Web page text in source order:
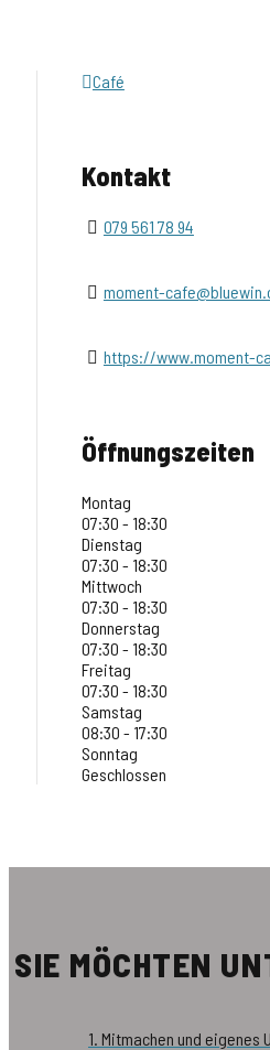
Café
Kontakt
079 561 78 94
moment-
https://www.moment-
Öffnungszeiten
Montag
07:30 - 18:30
Dienstag
07:30 - 18:30
Mittwoch
07:30 - 18:30
Donnerstag
07:30 - 18:30
Freitag
07:30 - 18:30
Samstag
08:30 - 17:30
Sonntag
Geschlossen
SIE MÖCHTEN
1. Mitmachen und eigenes